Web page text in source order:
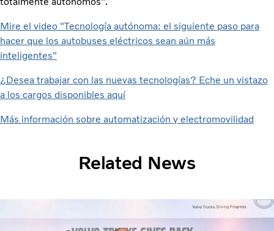
Mire el video "Tecnología autónoma: el siguiente paso para
hacer que los autobuses eléctricos sean aún más
inteligentes"
¿Desea trabajar con las nuevas tecnologías? Eche un vistazo
a los cargos disponibles aquí
Más información sobre automatización y electromovilidad
Related News